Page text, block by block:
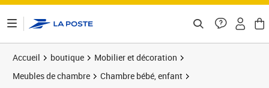
Accueil boutique
Mobilier et décoration
Meubles de chambre
Chambre bébé, enfant